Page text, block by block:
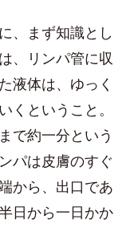
、まず知識とし
、リンパ管に収
液体は、ゆっく
くということ。
で約一分という
パは皮膚のすぐ
から、出口であ
日から一日かか